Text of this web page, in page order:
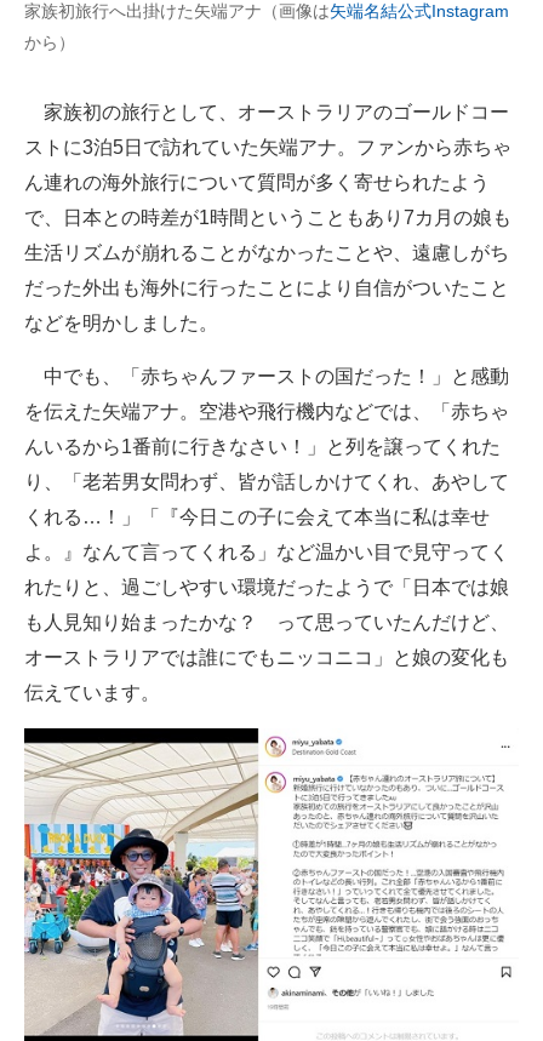
企業向けIT製品の総合サイト
製造業のIT導入・活用を支援
モノづくり技術者専門サイト
エレクトロニクス専門サイト
電子設計の基本と応用
建設×テクノロジーの最前線
ちょっと気になるネットの話題
家族初旅行へ出掛けた矢端アナ（画像は矢端名結公式Instagram
から）
家族初の旅行として、オーストラリアのゴールドコー
ストに3泊5日で訪れていた矢端アナ。ファンから赤ちゃ
ん連れの海外旅行について質問が多く寄せられたよう
で、日本との時差が1時間ということもあり7カ月の娘も
生活リズムが崩れることがなかったことや、遠慮しがち
だった外出も海外に行ったことにより自信がついたこと
などを明かしました。
中でも、「赤ちゃんファーストの国だった！」と感動
を伝えた矢端アナ。空港や飛行機内などでは、「赤ちゃ
んいるから1番前に行きなさい！」と列を譲ってくれた
り、「老若男女問わず、皆が話しかけてくれ、あやして
くれる…！」「『今日この子に会えて本当に私は幸せ
よ。』なんて言ってくれる」など温かい目で見守ってく
れたりと、過ごしやすい環境だったようで「日本では娘
も人見知り始まったかな？ って思っていたんだけど、
オーストラリアでは誰にでもニッコニコ」と娘の変化も
伝えています。